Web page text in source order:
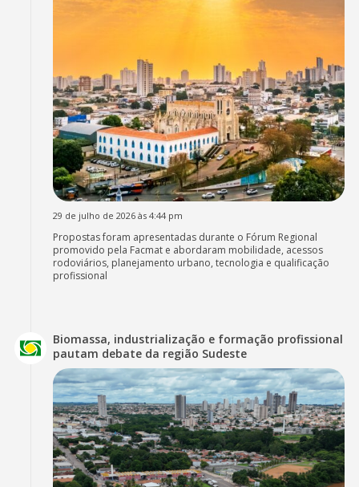
29 de julho de 2026 às 4:44 pm
Propostas foram apresentadas durante o Fórum Regional
promovido pela Facmat e abordaram mobilidade, acessos
rodoviários, planejamento urbano, tecnologia e qualificação
profissional
Biomassa, industrialização e formação profissional
pautam debate da região Sudeste